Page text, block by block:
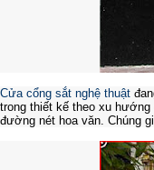
Cửa cổng sắt nghệ thuật
trong thiết kế theo xu
đường nét hoa văn. Chúng